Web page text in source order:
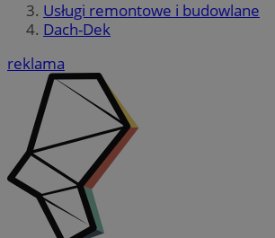
Usługi remontowe i budowlane
Dach-Dek
reklama